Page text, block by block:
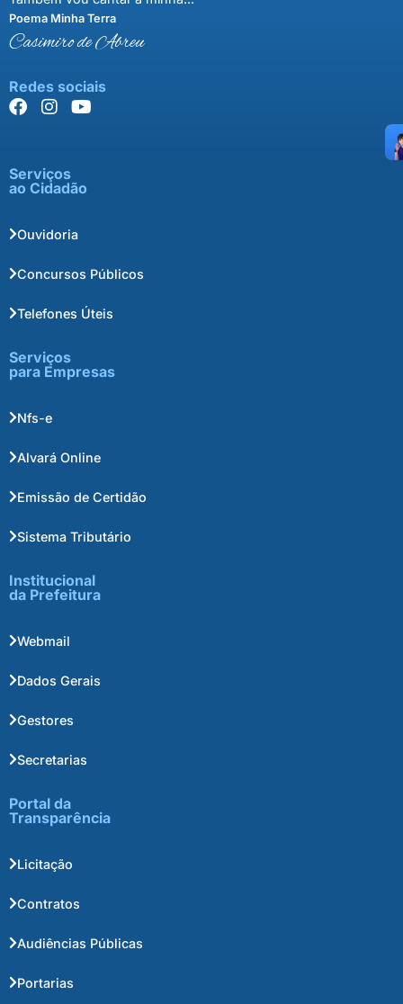
Poema Minha Terra
Casimiro de Abreu
Redes sociais
Serviços
ao Cidadão
Ouvidoria
Concursos Públicos
Telefones Úteis
Serviços
para Empresas
Nfs-e
Alvará Online
Emissão de Certidão
Sistema Tributário
Institucional
da Prefeitura
Webmail
Dados Gerais
Gestores
Secretarias
Portal da
Transparência
Licitação
Contratos
Audiências Públicas
Portarias